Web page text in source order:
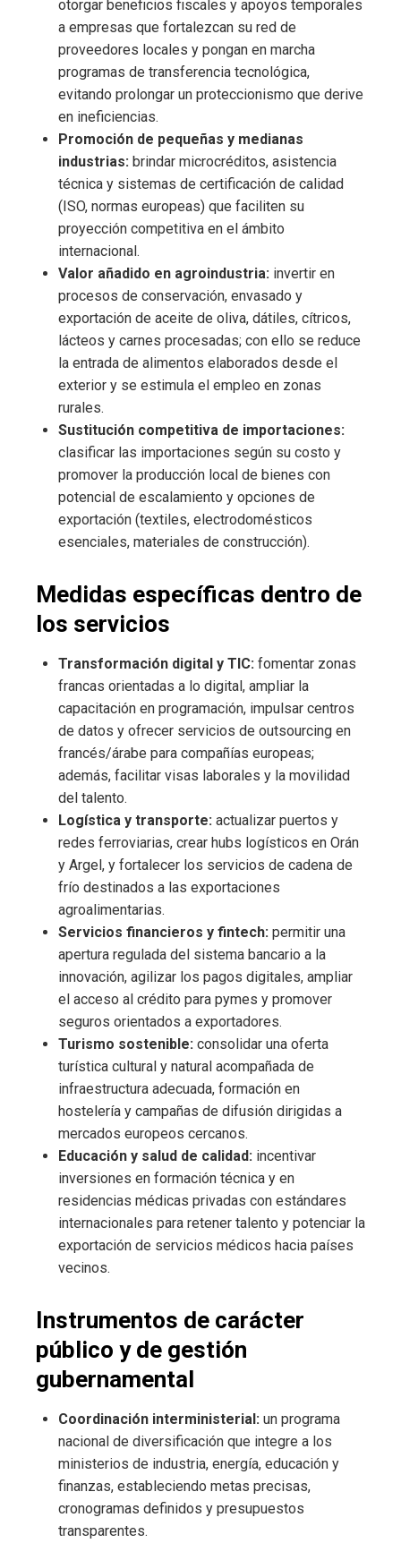
otorgar beneficios fiscales y apoyos temporales
a empresas que fortalezcan su red de
proveedores locales y pongan en marcha
programas de transferencia tecnológica,
evitando prolongar un proteccionismo que derive
en ineficiencias.
Promoción de pequeñas y medianas
industrias: brindar microcréditos, asistencia
técnica y sistemas de certificación de calidad
(ISO, normas europeas) que faciliten su
proyección competitiva en el ámbito
internacional.
Valor añadido en agroindustria: invertir en
procesos de conservación, envasado y
exportación de aceite de oliva, dátiles, cítricos,
lácteos y carnes procesadas; con ello se reduce
la entrada de alimentos elaborados desde el
exterior y se estimula el empleo en zonas
rurales.
Sustitución competitiva de importaciones:
clasificar las importaciones según su costo y
promover la producción local de bienes con
potencial de escalamiento y opciones de
exportación (textiles, electrodomésticos
esenciales, materiales de construcción).
Medidas específicas dentro de
los servicios
Transformación digital y TIC: fomentar zonas
francas orientadas a lo digital, ampliar la
capacitación en programación, impulsar centros
de datos y ofrecer servicios de outsourcing en
francés/árabe para compañías europeas;
además, facilitar visas laborales y la movilidad
del talento.
Logística y transporte: actualizar puertos y
redes ferroviarias, crear hubs logísticos en Orán
y Argel, y fortalecer los servicios de cadena de
frío destinados a las exportaciones
agroalimentarias.
Servicios financieros y fintech: permitir una
apertura regulada del sistema bancario a la
innovación, agilizar los pagos digitales, ampliar
el acceso al crédito para pymes y promover
seguros orientados a exportadores.
Turismo sostenible: consolidar una oferta
turística cultural y natural acompañada de
infraestructura adecuada, formación en
hostelería y campañas de difusión dirigidas a
mercados europeos cercanos.
Educación y salud de calidad: incentivar
inversiones en formación técnica y en
residencias médicas privadas con estándares
internacionales para retener talento y potenciar la
exportación de servicios médicos hacia países
vecinos.
Instrumentos de carácter
público y de gestión
gubernamental
Coordinación interministerial: un programa
nacional de diversificación que integre a los
ministerios de industria, energía, educación y
finanzas, estableciendo metas precisas,
cronogramas definidos y presupuestos
transparentes.